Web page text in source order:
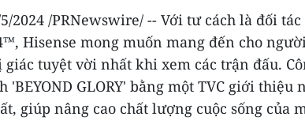
2024 /PRNewswire/ -- Với tư cách là đối
Hisense mong muốn mang đến cho
tuyệt vời nhất khi xem các trận đấu.
GLORY' bằng một TVC giới thiệu
giúp nâng cao chất lượng cuộc sống của